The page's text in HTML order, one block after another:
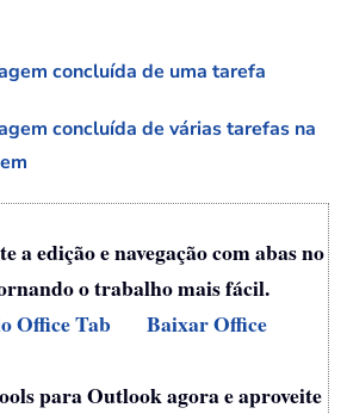
concluída de uma tarefa
concluída de várias tarefas na
a edição e navegação com abas no
o trabalho mais fácil.
Office Tab
Baixar Office
para Outlook agora e aproveite